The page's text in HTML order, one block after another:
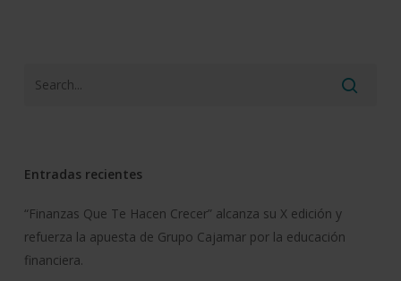
Entradas recientes
“Finanzas Que Te Hacen Crecer” alcanza su X edición y
refuerza la apuesta de Grupo Cajamar por la educación
financiera.